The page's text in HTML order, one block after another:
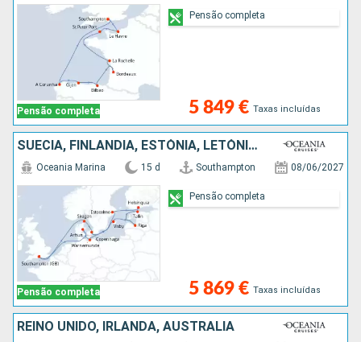
Pensão completa 5 849 € Taxas incluídas
Pensão completa
SUÉCIA, FINLÂNDIA, ESTÓNIA, LETÓNIA, ALEMANHA, DINAMARCA, REINO UNIDO
Pensão completa
Oceania Marina 15 d Southampton 08/06/2027
5 869 € Taxas incluídas
Pensão completa
REINO UNIDO, IRLANDA, AUSTRALIA